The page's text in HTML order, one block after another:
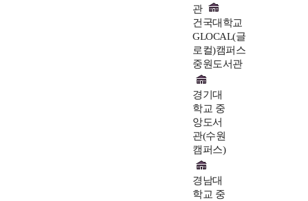
관
건국대학교
GLOCAL(글
로컬)캠퍼스
중원도서관
경기대
학교 중
앙도서
관(수원
캠퍼스)
경남대
학교 중